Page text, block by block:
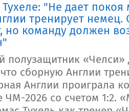
"Не дает покоя
тренирует
но команду должен
«Челси»
сборную Англии
Англии проиграла
ЧМ-2026 со счетом 1:2.